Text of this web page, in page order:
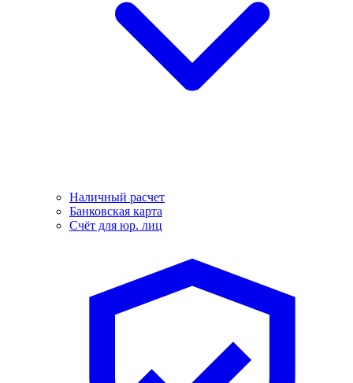
Наличный расчет
Банковская карта
Счёт для юр. лиц